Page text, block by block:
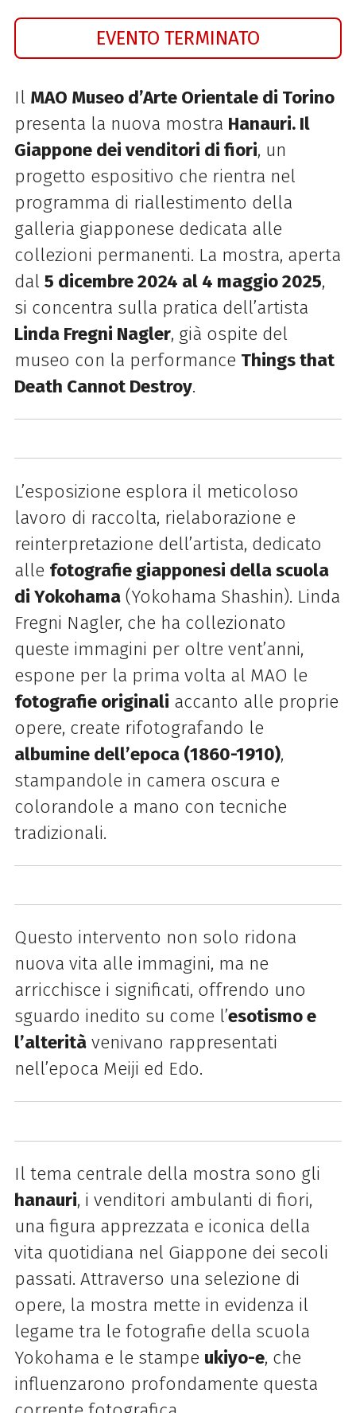
EVENTO TERMINATO
Il MAO Museo d’Arte Orientale di Torino
presenta la nuova mostra Hanauri. Il
Giappone dei venditori di fiori, un
progetto espositivo che rientra nel
programma di riallestimento della
galleria giapponese dedicata alle
collezioni permanenti. La mostra, aperta
dal 5 dicembre 2024 al 4 maggio 2025,
si concentra sulla pratica dell’artista
Linda Fregni Nagler, già ospite del
museo con la performance Things that
Death Cannot Destroy.
L’esposizione esplora il meticoloso
lavoro di raccolta, rielaborazione e
reinterpretazione dell’artista, dedicato
alle fotografie giapponesi della scuola
di Yokohama(Yokohama Shashin). Linda
Fregni Nagler, che ha collezionato
queste immagini per oltre vent’anni,
espone per la prima volta al MAO le
fotografie originali accanto alle proprie
opere, create rifotografando le
albumine dell’epoca (1860-1910),
stampandole in camera oscura e
colorandole a mano con tecniche
tradizionali.
Questo intervento non solo ridona
nuova vita alle immagini, ma ne
arricchisce i significati, offrendo uno
sguardo inedito su come l’esotismo e
l’alteritàvenivano rappresentati
nell’epoca Meiji ed Edo.
Il tema centrale della mostra sono gli
hanauri, i venditori ambulanti di fiori,
una figura apprezzata e iconica della
vita quotidiana nel Giappone dei secoli
passati. Attraverso una selezione di
opere, la mostra mette in evidenza il
legame tra le fotografie della scuola
Yokohama e le stampe ukiyo-e, che
influenzarono profondamente questa